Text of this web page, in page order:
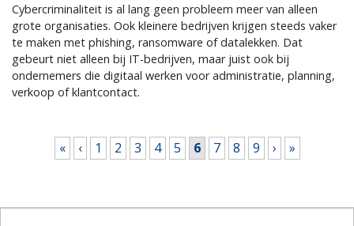
Cybercriminaliteit is al lang geen probleem meer van alleen
grote organisaties. Ook kleinere bedrijven krijgen steeds vaker
te maken met phishing, ransomware of datalekken. Dat
gebeurt niet alleen bij IT-bedrijven, maar juist ook bij
ondernemers die digitaal werken voor administratie, planning,
verkoop of klantcontact.
Pagina's« ‹ 1 2 3 4 5 6 7 8 9 › »